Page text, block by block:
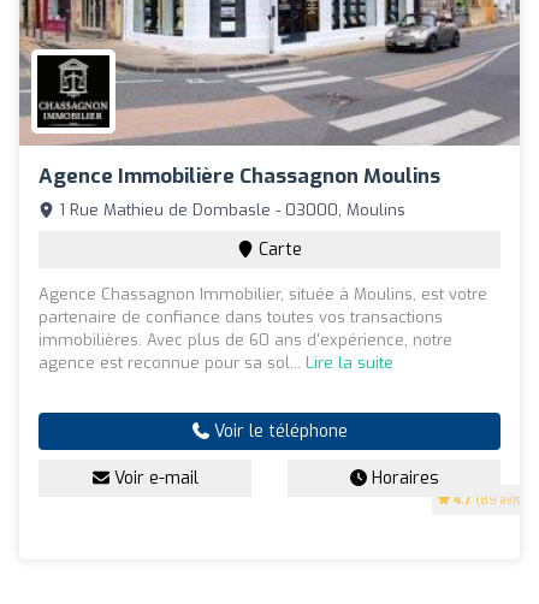
Agence Immobilière Chassagnon Moulins
4.7 (89 avis)
1 Rue Mathieu de Dombasle - 03000, Moulins
Carte
Agence Chassagnon Immobilier, située à Moulins, est votre
partenaire de confiance dans toutes vos transactions
immobilières. Avec plus de 60 ans d'expérience, notre
agence est reconnue pour sa sol... Lire la suite
Voir le téléphone
Voir e-mail Horaires